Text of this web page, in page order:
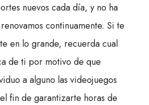
nuevos cada día, y no ha
continuamente. Si te
en lo grande, recuerda cual
de ti por motivo de que
a alguno las videojuegos
fin de garantizarte horas de